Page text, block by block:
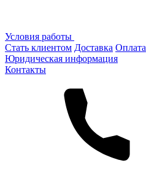
Условия работы
Стать клиентом Доставка Оплата
Юридическая информация
Контакты